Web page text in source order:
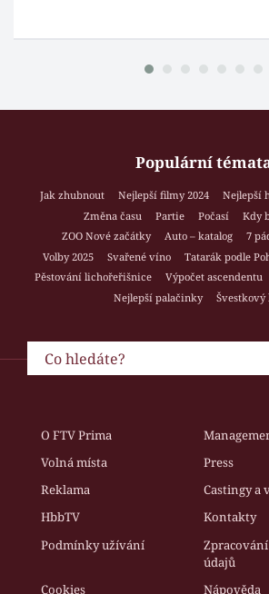
Populární
Jak zhubnout Nejlepší filmy 2024 Nejlepší
Změna času
Partie Počasí
Kdy
ZOO Nové začátky
Auto – katalog
7
Volby 2025
Svařené víno Tatarák podle
Pěstování lichořeřišnice
Výpočet ascendentu
Nejlepší palačinky
Švestkový
O FTV Prima
Volná místa
Press
Reklama
Castingy a
HbbTV
Kontakty
Podmínky užívání
údajů
Cookies
Nápověda